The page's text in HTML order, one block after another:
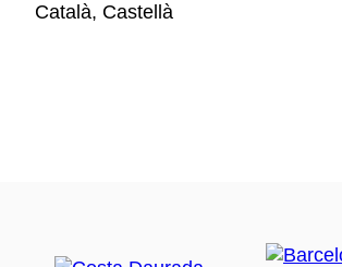
Català, Castellà